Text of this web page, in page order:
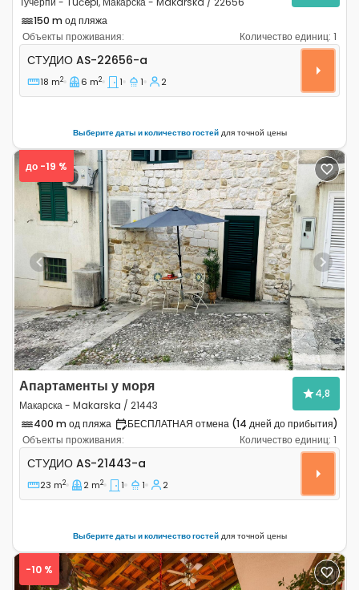
150 m од пляжа
Объекты проживания:
Количество единиц: 1
Студио-апартаменты Тучерпи - Tučepi, Макарска -
СТУДИО AS-22656-a
18 m2 6 m2 1 1 2
Выберите даты и количество гостейдля точной цены
Previous Next
до -19 %
Апартаменты у моря
Макарска - Makarska / 21443
4,8
400 m од пляжа
БЕСПЛАТНАЯ отмена (14 дней до прибытия)
Объекты проживания:
Количество единиц: 1
Студио-апартаменты Макарска - Makarska AS-21443-
СТУДИО AS-21443-a
23 m2 2 m2 1 1 2
Выберите даты и количество гостейдля точной цены
-10 %